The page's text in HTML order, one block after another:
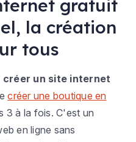
gratuit
la création
tous
créer un site internet
créer une boutique en
3 à la fois. C'est un
en ligne sans